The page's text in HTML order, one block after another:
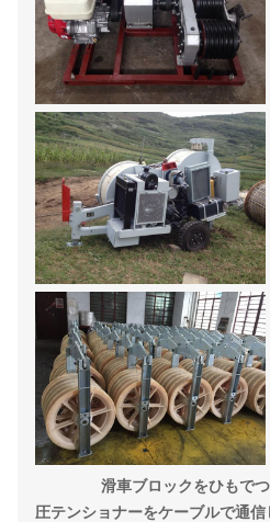
滑車ブロックをひもで
圧テンショナーをケーブルで通